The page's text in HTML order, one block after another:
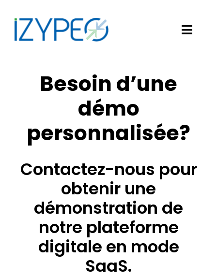
contenu
Vos besoins
Izypeo
Blog
Demander une démo
Nous contacter
Besoin d’une
démo
personnalisée?
Contactez-nous pour
obtenir une
démonstration de
notre plateforme
digitale en mode
SaaS.